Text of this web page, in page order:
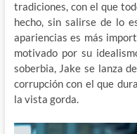
tradiciones, con el que
hecho, sin salirse de lo
apariencias es más
motivado por su
soberbia, Jake se lanza
corrupción con el que
la vista gorda.